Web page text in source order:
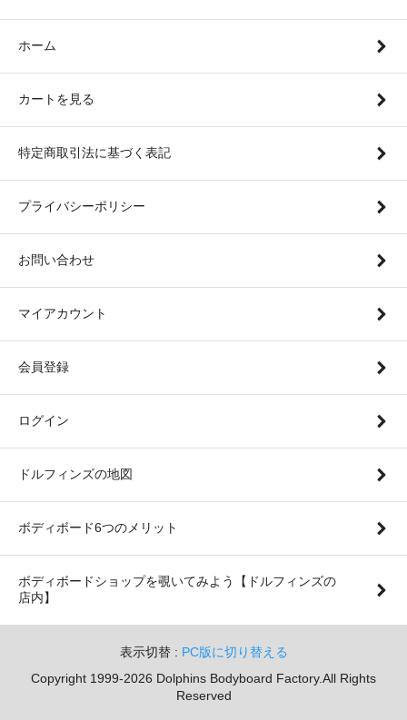
ホーム
カートを見る
特定商取引法に基づく表記
プライバシーポリシー
お問い合わせ
マイアカウント
会員登録
ログイン
ドルフィンズの地図
ボディボード6つのメリット
ボディボードショップを覗いてみよう【ドルフィンズの
店内】
表示切替 : PC版に切り替える
Copyright 1999-2026 Dolphins Bodyboard Factory.All Rights
Reserved